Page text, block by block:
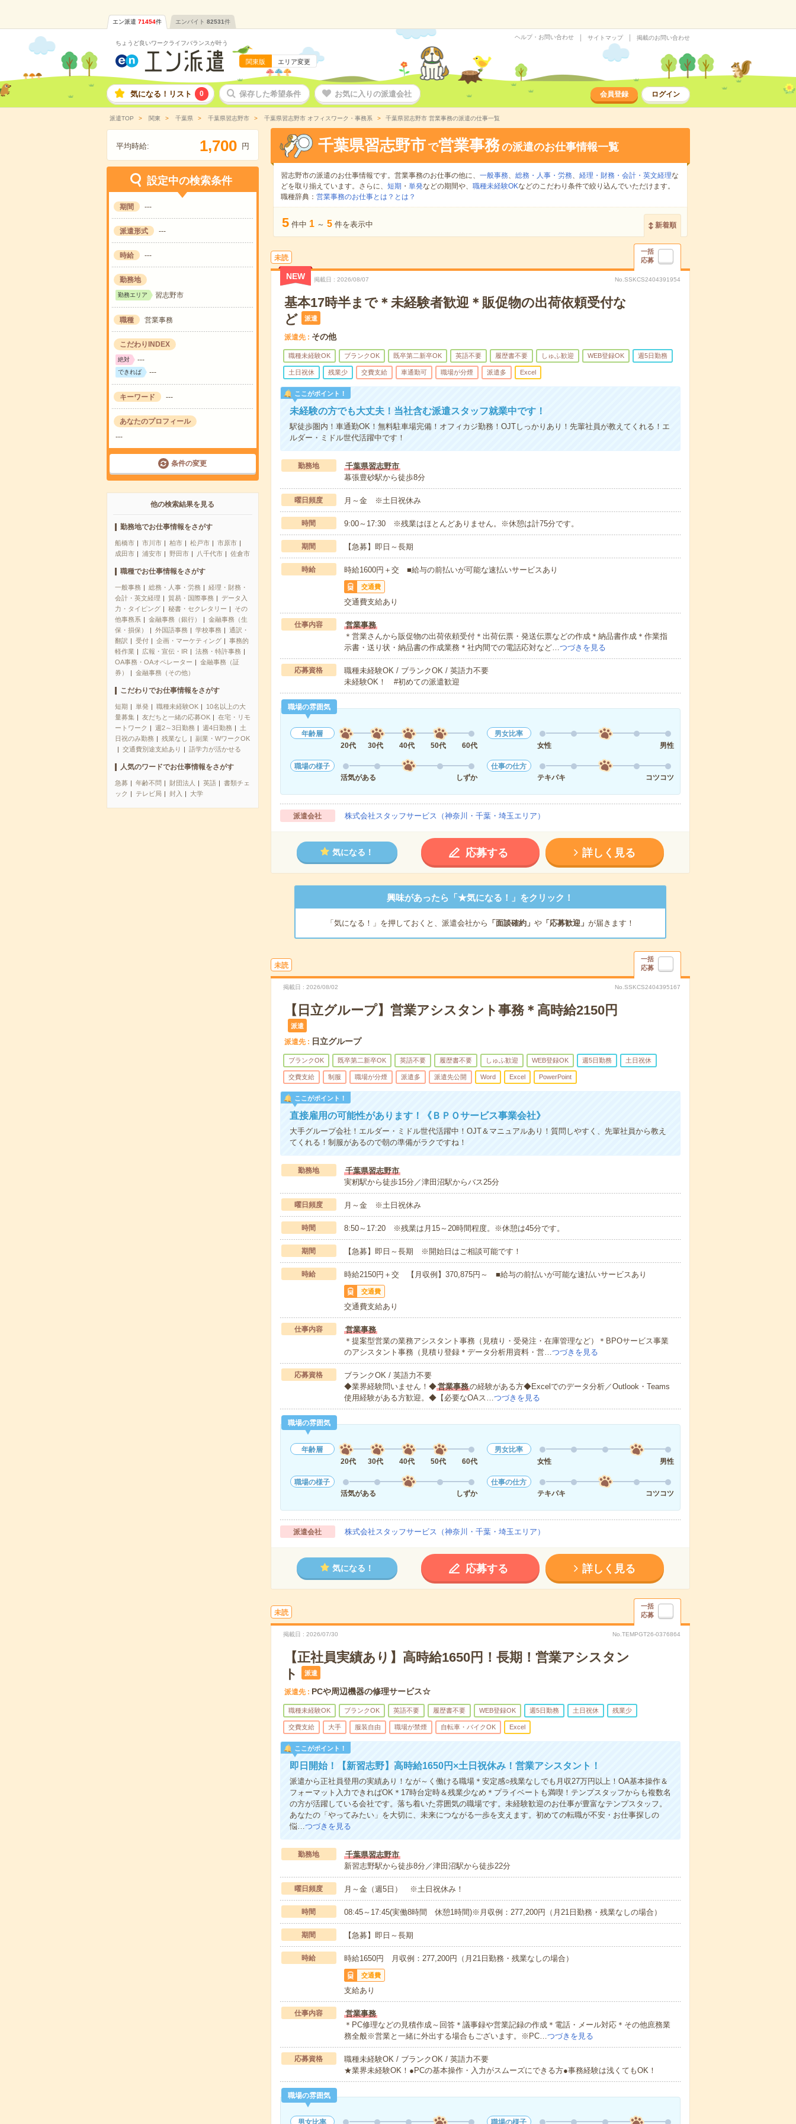
エン派遣 71454件 エンバイト 82531件
ちょうど良いワークライフバランスが叶う
関東版 エリア変更
ヘルプ・お問い合わせ サイトマップ 掲載のお問い合わせ
気になる！リスト 0 保存した希望条件 お気に入りの派遣会社 会員登録 ログイン
派遣TOP 関東 千葉県 千葉県習志野市 千葉県習志野市 オフィスワーク・事務系 千葉県習志野市 営業事務の派遣の仕事一覧
平均時給: 1,700 円
設定中の検索条件
期間 ---
派遣形式 ---
時給 ---
勤務地
勤務エリア 習志野市
職種 営業事務
こだわりINDEX
絶対 ---
できれば ---
キーワード ---
あなたのプロフィール
---
条件の変更
他の検索結果を見る
勤務地でお仕事情報をさがす
船橋市 市川市 柏市 松戸市
市原市
成田市
浦安市 野田市 八千代市 佐倉市
職種でお仕事情報をさがす
一般事務 総務・人事・労務
経理・財務・
会計・英文経理
貿易・国際事務
データ入
力・タイピング
秘書・セクレタリー
その
他事務系
金融事務（銀行）
金融事務（生
保・損保）
外国語事務 学校事務
通訳・
翻訳
受付 企画・マーケティング
事務的
軽作業
広報・宣伝・IR
法務・特許事務
OA事務・OAオペレーター
金融事務（証
券）
金融事務（その他）
こだわりでお仕事情報をさがす
短期 単発 職種未経験OK
10名以上の大
量募集
友だちと一緒の応募OK
在宅・リモ
ートワーク
週2～3日勤務 週4日勤務
土
日祝のみ勤務
残業なし
副業・WワークOK
交通費別途支給あり
語学力が活かせる
人気のワードでお仕事情報をさがす
急募 年齢不問 財団法人 英語
書類チェ
ック
テレビ局 封入 大学
千葉県習志野市 で営業事務の派遣のお仕事情報一覧
習志野市の派遣のお仕事情報です。営業事務のお仕事の他に、 一般事務、 総務・人事・労務、 経理・財務・会計・英文経理な
どを取り揃えています。さらに、 短期 ・ 単発などの期間や、 職種未経験OKなどのこだわり条件で絞り込んでいただけます。
職種辞典： 営業事務のお仕事とは？とは？
5 件中 1 ～ 5 件を表示中 新着順
未読
一括
応募
NEW 掲載日 2026/08/07 No.SSKCS2404391954
基本17時半まで＊未経験者歓迎＊販促物の出荷依頼受付な
ど
派遣
派遣先 その他
職種未経験OK ブランクOK 既卒第二新卒OK 英語不要 履歴書不要 しゅふ歓迎 WEB登録OK 週5日勤務
土日祝休 残業少 交費支給 車通勤可 職場が分煙 派遣多 Excel
ここがポイント！
未経験の方でも大丈夫！当社含む派遣スタッフ就業中です！
駅徒歩圏内！車通勤OK！無料駐車場完備！オフィカジ勤務！OJTしっかりあり！先輩社員が教えてくれる！エ
ルダー・ミドル世代活躍中です！
勤務地
千葉県習志野市
幕張豊砂駅から徒歩8分
曜日頻度 月～金 ※土日祝休み
時間 9:00～17:30 ※残業はほとんどありません。※休憩は計75分です。
期間 【急募】即日～長期
時給 時給1600円＋交 ■給与の前払いが可能な速払いサービスあり
交通費
交通費支給あり
仕事内容
営業事務
＊営業さんから販促物の出荷依頼受付＊出荷伝票・発送伝票などの作成＊納品書作成＊作業指
示書・送り状・納品書の作成業務＊社内間での電話応対など…つづきを見る
応募資格
職種未経験OK / ブランクOK / 英語力不要
未経験OK！ #初めての派遣歓迎
職場の雰囲気
年齢層
20代
30代 40代 50代 60代
男女比率
女性
男性
職場の様子
活気がある
しずか
仕事の仕方
テキパキ
コツコツ
派遣会社 株式会社スタッフサービス（神奈川・千葉・埼玉エリア）
気になる！ 応募する 詳しく見る
興味があったら「★気になる！」をクリック！
「気になる！」を押しておくと、派遣会社から 「面談確約」 や「応募歓迎」 が届きます！
未読
一括
応募
掲載日 2026/08/02 No.SSKCS2404395167
【日立グループ】営業アシスタント事務＊高時給2150円
派遣
派遣先 日立グループ
ブランクOK 既卒第二新卒OK 英語不要 履歴書不要 しゅふ歓迎 WEB登録OK 週5日勤務 土日祝休
交費支給 制服 職場が分煙 派遣多 派遣先公開 Word Excel PowerPoint
ここがポイント！
直接雇用の可能性があります！《ＢＰＯサービス事業会社》
大手グループ会社！エルダー・ミドル世代活躍中！OJT＆マニュアルあり！質問しやすく、先輩社員から教え
てくれる！制服があるので朝の準備がラクですね！
勤務地
千葉県習志野市
実籾駅から徒歩15分／津田沼駅からバス25分
曜日頻度 月～金 ※土日祝休み
時間 8:50～17:20 ※残業は月15～20時間程度。※休憩は45分です。
期間 【急募】即日～長期 ※開始日はご相談可能です！
時給 時給2150円＋交 【月収例】370,875円～ ■給与の前払いが可能な速払いサービスあり
交通費
交通費支給あり
仕事内容
営業事務
＊提案型営業の業務アシスタント事務（見積り・受発注・在庫管理など）＊BPOサービス事業
のアシスタント事務（見積り登録＊データ分析用資料・営…つづきを見る
応募資格
ブランクOK / 英語力不要
◆業界経験問いません！◆営業事務の経験がある方◆Excelでのデータ分析／Outlook・Teams
使用経験がある方歓迎。◆【必要なOAス…つづきを見る
職場の雰囲気
年齢層
20代
30代 40代 50代 60代
男女比率
女性
男性
職場の様子
活気がある
しずか
仕事の仕方
テキパキ
コツコツ
派遣会社 株式会社スタッフサービス（神奈川・千葉・埼玉エリア）
気になる！ 応募する 詳しく見る
未読
一括
応募
掲載日 2026/07/30 No.TEMPGT26-0376864
【正社員実績あり】高時給1650円！長期！営業アシスタン
ト
派遣
派遣先 PCや周辺機器の修理サービス☆
職種未経験OK ブランクOK 英語不要 履歴書不要 WEB登録OK 週5日勤務 土日祝休 残業少
交費支給 大手 服装自由 職場が禁煙 自転車・バイクOK Excel
ここがポイント！
即日開始！【新習志野】高時給1650円×土日祝休み！営業アシスタント！
派遣から正社員登用の実績あり！なが～く働ける職場＊安定感○残業なしでも月収27万円以上！OA基本操作＆
フォーマット入力できればOK＊17時台定時＆残業少なめ＊プライベートも満喫！テンプスタッフからも複数名
の方が活躍している会社です。落ち着いた雰囲気の職場です。未経験歓迎のお仕事が豊富なテンプスタッフ。
あなたの「やってみたい」を大切に、未来につながる一歩を支えます。初めての転職が不安・お仕事探しの
悩…つづきを見る
勤務地
千葉県習志野市
新習志野駅から徒歩8分／津田沼駅から徒歩22分
曜日頻度 月～金（週5日） ※土日祝休み！
時間 08:45～17:45(実働8時間 休憩1時間)※月収例：277,200円（月21日勤務・残業なしの場合）
期間 【急募】即日～長期
時給 時給1650円 月収例：277,200円（月21日勤務・残業なしの場合）
交通費
支給あり
仕事内容
営業事務
＊PC修理などの見積作成～回答＊議事録や営業記録の作成＊電話・メール対応＊その他庶務業
務全般※営業と一緒に外出する場合もございます。※PC…つづきを見る
応募資格
職種未経験OK / ブランクOK / 英語力不要
★業界未経験OK！●PCの基本操作・入力がスムーズにできる方●事務経験は浅くてもOK！
職場の雰囲気